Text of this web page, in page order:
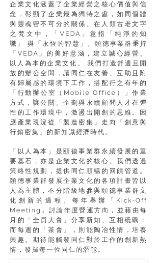
企業文化涵蓋了企業經營之核心價值與信
念，彰顯了企業最為獨特之處，如同個體
與靈魂密不可分的關係。在人類古老文字
之梵文中，「VEDA」意指「純淨的知
識」 與「永恆的智慧」。頤德事業群秉持
「VEDA」的美好意涵，建立誠心經營、
以人為本的企業文化。 我們打造舒適且開
放的辦公空間，讓同仁在友善、互助且附
有歸屬感的環境下工作，搭配行之有年的
「行動辦公室（Mobile Office）」作業
方式，讓公關、企劃與永續顧問人才在彈
性的工作環境中，激盪出開創的思維。因
應產業現況從「製造密集」走向「創意與
行銷密集」的新知識經濟時代。
「以人為本」是頤德事業群永續發展的重
要基石，亦是企業文化的核心。我們透過
策略性規劃，提供同仁順暢的回饋管道。
頤德事業群發展企業文化的各項計畫皆以
人為主體，不分階級地參與頤德事業群文
化創新的過程。每年舉辦「Kick-Off
Meeting」討論年度營運方向，並藉由每
月的「全員大會」分享新知、互相砥礪；
而每週的「茶會」，則能陶冶性情，培養
興趣。期待能觸發同仁對於工作的創新熱
情，發揮每一位同仁的潛能。